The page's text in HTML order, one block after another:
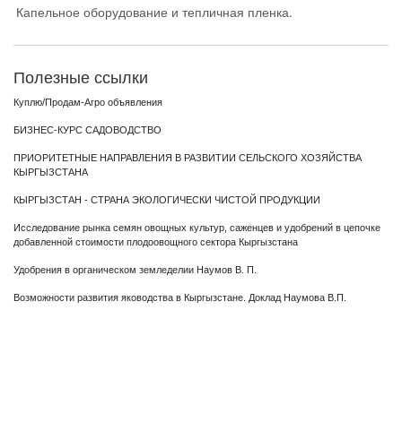
Капельное оборудование и тепличная пленка.
Полезные ссылки
Куплю/Продам-Агро объявления
БИЗНЕС-КУРС САДОВОДСТВО
ПРИОРИТЕТНЫЕ НАПРАВЛЕНИЯ В РАЗВИТИИ СЕЛЬСКОГО ХОЗЯЙСТВА
КЫРГЫЗСТАНА
КЫРГЫЗСТАН - СТРАНА ЭКОЛОГИЧЕСКИ ЧИСТОЙ ПРОДУКЦИИ
Исследование рынка семян овощных культур, саженцев и удобрений в цепочке
добавленной стоимости плодоовощного сектора Кыргызстана
Удобрения в органическом земледелии Наумов В. П.
Возможности развития яководства в Кыргызстане. Доклад Наумова В.П.